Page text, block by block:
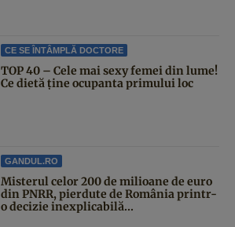
CE SE ÎNTÂMPLĂ DOCTORE
TOP 40 – Cele mai sexy femei din lume!
Ce dietă ține ocupanta primului loc
GANDUL.RO
Misterul celor 200 de milioane de euro
din PNRR, pierdute de România printr-
o decizie inexplicabilă...